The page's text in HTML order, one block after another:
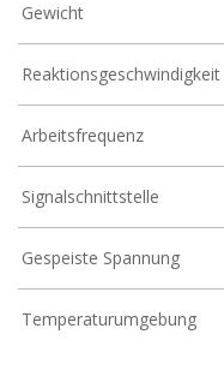
Gewicht
Reaktionsgeschwindigkeit
Arbeitsfrequenz
Signalschnittstelle
Gespeiste Spannung
Temperaturumgebung